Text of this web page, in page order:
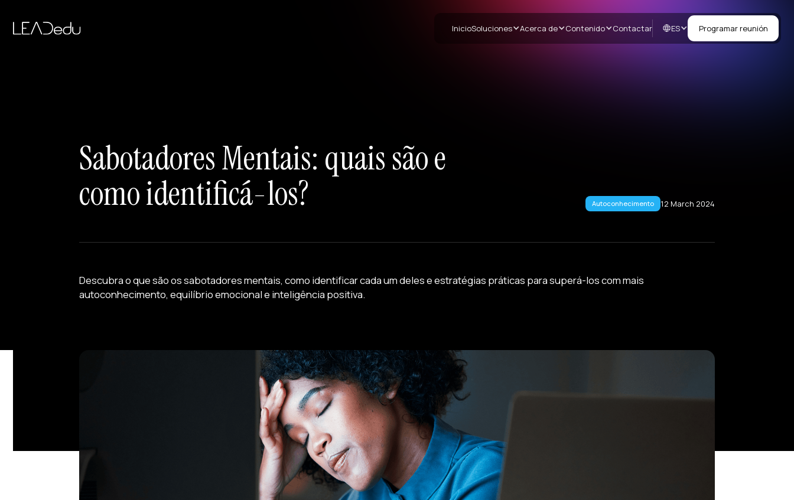
InicioSoluciones Acerca de Contenido Contactar ES Programar reunión
Sabotadores Mentais: quais são e
como identificá-los?
Autoconhecimento 12 March 2024
Descubra o que são os sabotadores mentais, como identificar cada um deles e estratégias práticas para superá-los com mais
autoconhecimento, equilíbrio emocional e inteligência positiva.